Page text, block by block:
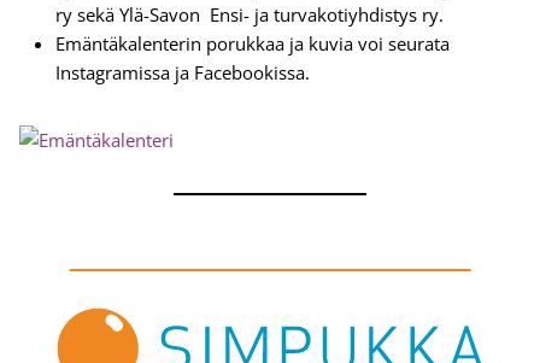
ry sekä Ylä-Savon Ensi- ja turvakotiyhdistys ry.
Emäntäkalenterin porukkaa ja kuvia voi seurata
Instagramissa ja Facebookissa.